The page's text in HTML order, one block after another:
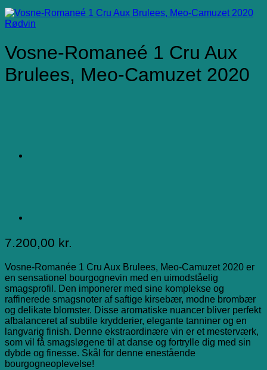
Rødvin
Vosne-Romaneé 1 Cru Aux
Brulees, Meo-Camuzet 2020
7.200,00 kr.
Vosne-Romanée 1 Cru Aux Brulees, Meo-Camuzet 2020 er
en sensationel bourgognevin med en uimodståelig
smagsprofil. Den imponerer med sine komplekse og
raffinerede smagsnoter af saftige kirsebær, modne brombær
og delikate blomster. Disse aromatiske nuancer bliver perfekt
afbalanceret af subtile krydderier, elegante tanniner og en
langvarig finish. Denne ekstraordinære vin er et mesterværk,
som vil få smagsløgene til at danse og fortrylle dig med sin
dybde og finesse. Skål for denne enestående
bourgogneoplevelse!